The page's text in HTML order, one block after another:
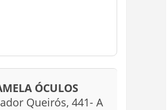
ÓCULOS
Queirós, 441- A